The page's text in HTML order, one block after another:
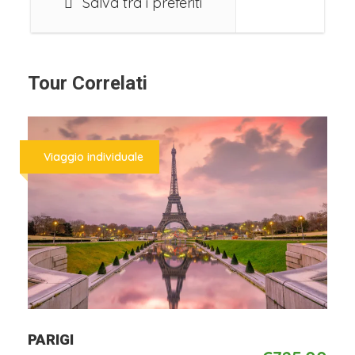
https://www.grecia.info/grecia-
Partenza individuale
operativo voli:
ROMA 08:20/11:20 ATENE
Tour Correlati
Viaggio individuale
PARIGI